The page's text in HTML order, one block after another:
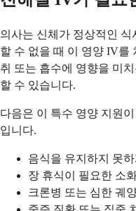
의사는 신체가 정상적인 식
할 수 없을 때 이 영양 IV를
취 또는 흡수에 영향을 미
할 수 있습니다.
다음은 이 특수 영양 지원
입니다.
음식을 유지하지 못
장 휴식이 필요한 소
크론병 또는 심한 궤